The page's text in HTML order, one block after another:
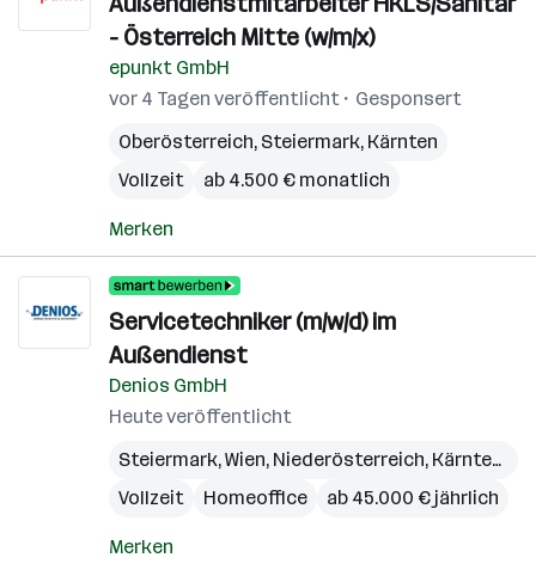
- Österreich Mitte (w/m/x)
epunkt GmbH
vor 4 Tagen veröffentlicht
Gesponsert
Oberösterreich, Steiermark, Kärnten
Vollzeit
ab 4.500 € monatlich
Merken
Servicetechniker (m/w/d) im
Außendienst
Denios GmbH
Heute veröffentlicht
Steiermark,Wien, Niederösterreich, Kärnten
Vollzeit
Homeoffice ab 45.000 € jährlich
Merken